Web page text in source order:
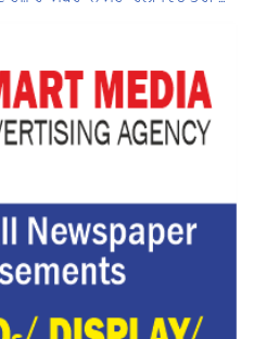
Amritsar – Punjabi Dunia
“तीज मुटियारां दी” का रंग
Amritsar – Punjabi Dunia